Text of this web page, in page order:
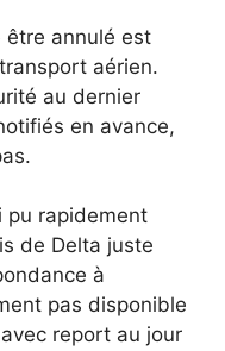
être annulé est
aérien.
au dernier
en avance,
pu rapidement
de Delta juste
à
pas disponible
report au jour